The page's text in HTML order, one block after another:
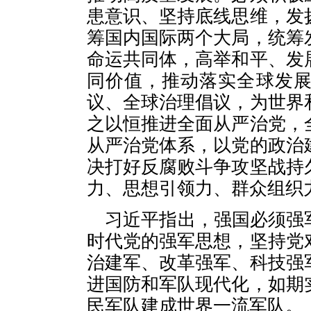
患意识、坚持底线思维，
筹国内国际两个大局，统
命运共同体，高举和平、
同价值，推动落实全球发
议、全球治理倡议，为世
之以恒推进全面从严治党
从严治党体系，以党的政
决打好反腐败斗争攻坚战
力、思想引领力、群众组织
习近平指出，强国必须
时代党的强军思想，坚持
治建军、改革强军、科技
进国防和军队现代化，如
民军队建成世界一流军队。